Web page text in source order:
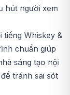
hút người xem
Whiskey &
chuẩn giúp
sáng tạo nội
tránh sai sót